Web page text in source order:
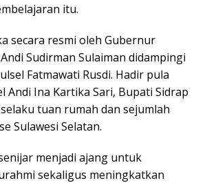
itu.
secara resmi oleh Gubernur
Sudirman Sulaiman didampingi
Fatmawati Rusdi. Hadir pula
Andi Ina Kartika Sari, Bupati Sidrap
tuan rumah dan sejumlah
Sulawesi Selatan.
menjadi ajang untuk
sekaligus meningkatkan